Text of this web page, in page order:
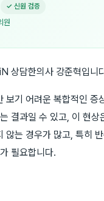
✓ 신원 검증
원
상담한의사 강준혁입니
보기 어려운 복합적인
결과일 수 있고, 이 현
않는 경우가 많고, 특히
필요합니다.